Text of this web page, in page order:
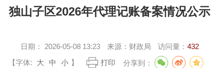
独山子区2026年代理记账备案情况公示
日期： 2026-05-08 13:23 来源： 财政局 访问量： 432
【字体:
大 中 小 】 打印 分享到：